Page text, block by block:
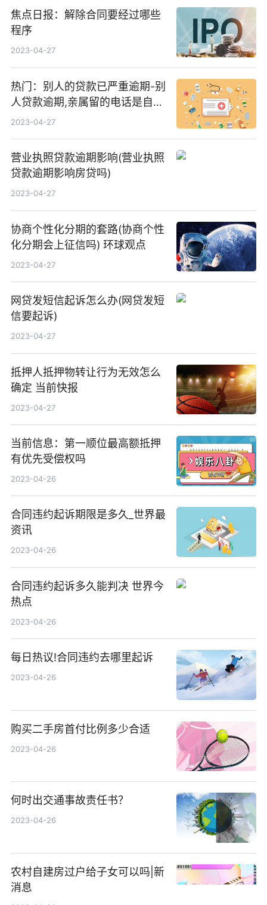
焦点日报：解除合同要经过哪些
程序
2023-04-27
热门：别人的贷款已严重逾期-别
人贷款逾期,亲属留的电话是自
己,对自己有影响嘛
2023-04-27
营业执照贷款逾期影响(营业执照
贷款逾期影响房贷吗)
2023-04-27
协商个性化分期的套路(协商个性
化分期会上征信吗) 环球观点
2023-04-27
网贷发短信起诉怎么办(网贷发短
信要起诉)
2023-04-27
抵押人抵押物转让行为无效怎么
确定 当前快报
2023-04-27
当前信息：第一顺位最高额抵押
有优先受偿权吗
2023-04-26
合同违约起诉期限是多久_世界最
资讯
2023-04-26
合同违约起诉多久能判决 世界今
热点
2023-04-26
每日热议!合同违约去哪里起诉
2023-04-26
购买二手房首付比例多少合适
2023-04-26
何时出交通事故责任书？
2023-04-26
农村自建房过户给子女可以吗|新
消息